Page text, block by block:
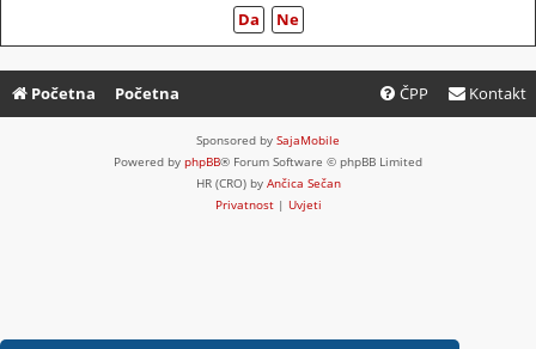
Početna Početna Kontakt
ČPP
Sponsored by SajaMobile
Powered by phpBB® Forum Software © phpBB Limited
HR (CRO) by Ančica Sečan
Privatnost| Uvjeti